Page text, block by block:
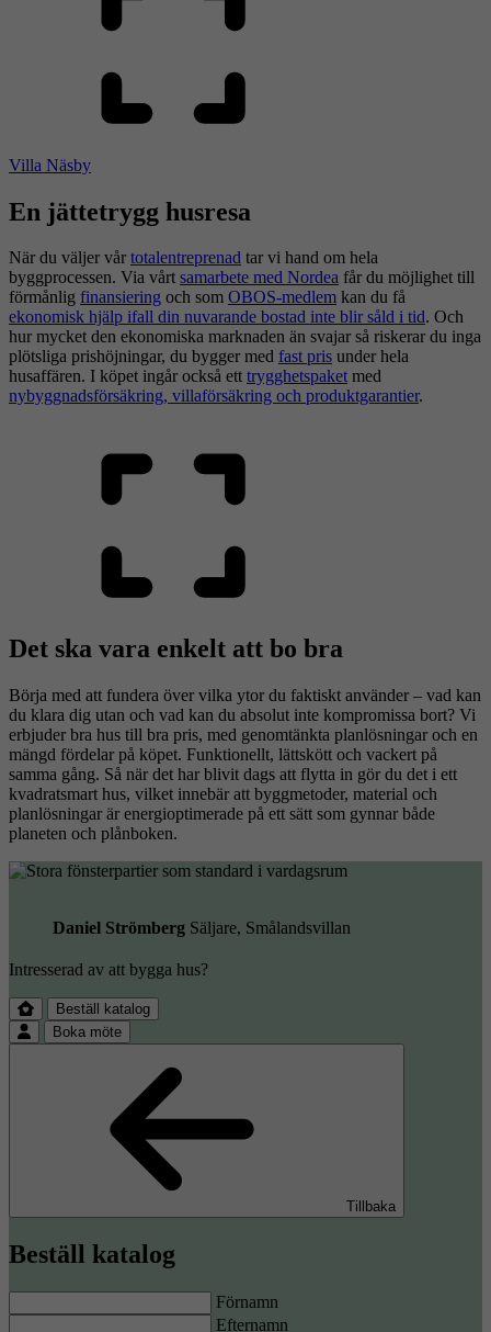
Villa Näsby
En jättetrygg husresa
När du väljer vår totalentreprenad tar vi hand om hela
byggprocessen. Via vårt samarbete med Nordea får du möjlighet till
förmånlig finansiering och som OBOS-medlem kan du få
ekonomisk hjälp ifall din nuvarande bostad inte blir såld i tid. Och
hur mycket den ekonomiska marknaden än svajar så riskerar du inga
plötsliga prishöjningar, du bygger med fast pris under hela
husaffären. I köpet ingår också ett trygghetspaket med
nybyggnadsförsäkring, villaförsäkring och produktgarantier.
Det ska vara enkelt att bo bra
Börja med att fundera över vilka ytor du faktiskt använder – vad kan
du klara dig utan och vad kan du absolut inte kompromissa bort? Vi
erbjuder bra hus till bra pris, med genomtänkta planlösningar och en
mängd fördelar på köpet. Funktionellt, lättskött och vackert på
samma gång. Så när det har blivit dags att flytta in gör du det i ett
kvadratsmart hus, vilket innebär att byggmetoder, material och
planlösningar är energioptimerade på ett sätt som gynnar både
planeten och plånboken.
Daniel Strömberg Säljare, Smålandsvillan
Intresserad av att bygga hus?
Beställ katalog
Beställ katalog
Boka möte
Boka möte
Tillbaka
Beställ katalog
Förnamn
Efternamn